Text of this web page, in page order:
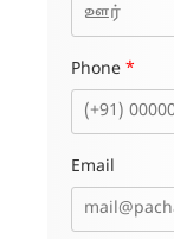
Phone *
Email